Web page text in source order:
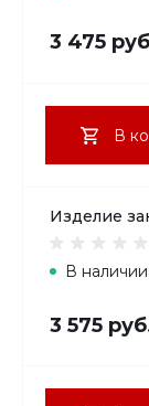
3 475
В
Изделие
В наличии
3 575